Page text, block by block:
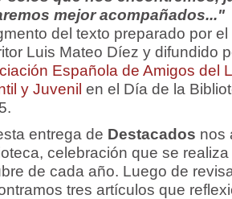
mejor acompañados..."
del texto preparado por el
Luis Mateo Díez y difundido
Española de Amigos del
y Juvenil en el Día de la
entrega de Destacados nos
celebración que se
de cada año. Luego de
tres artículos que